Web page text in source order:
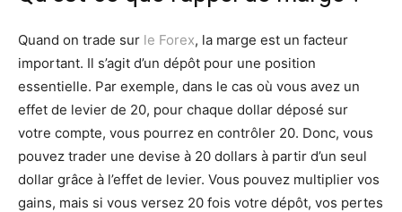
Quand on trade sur le Forex, la marge est un facteur
important. Il s’agit d’un dépôt pour une position
essentielle. Par exemple, dans le cas où vous avez un
effet de levier de 20, pour chaque dollar déposé sur
votre compte, vous pourrez en contrôler 20. Donc, vous
pouvez trader une devise à 20 dollars à partir d’un seul
dollar grâce à l’effet de levier. Vous pouvez multiplier vos
gains, mais si vous versez 20 fois votre dépôt, vos pertes